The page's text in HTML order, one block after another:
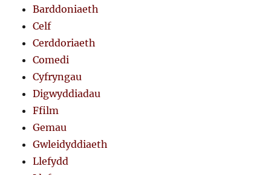
Barddoniaeth
Celf
Cerddoriaeth
Comedi
Cyfryngau
Digwyddiadau
Ffilm
Gemau
Gwleidyddiaeth
Llefydd